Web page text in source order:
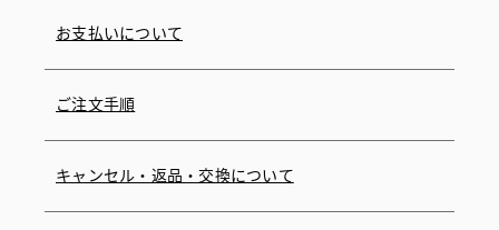
お支払いについて
ご注文手順
キャンセル・返品・交換について